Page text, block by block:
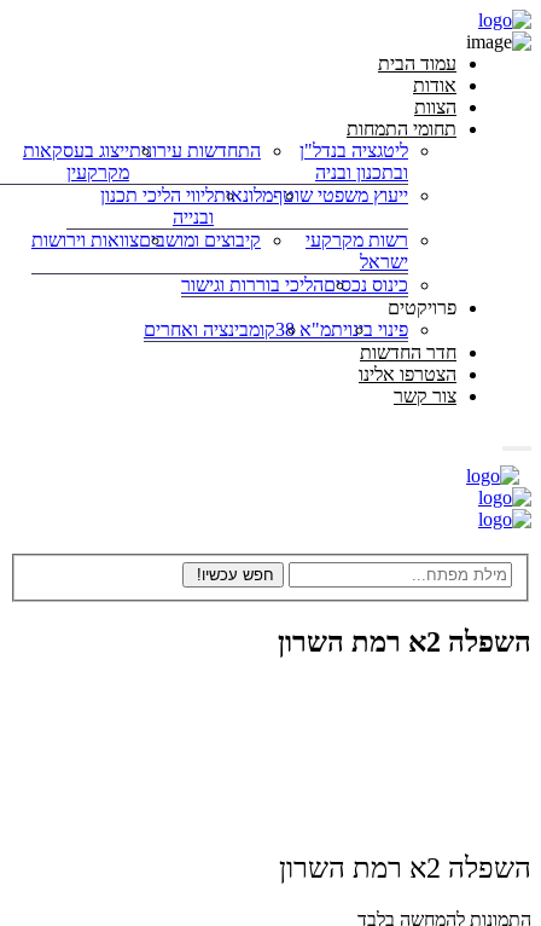
עמוד הבית
אודות
הצוות
תחומי התמחות
ליטגציה בנדל"ן
ובתכנון ובניה
התחדשות עירוניתייצוג בעסקאות
מקרקעין
ייעוץ משפטי שוטףמלונאותליווי הליכי תכנון
ובנייה
רשות מקרקעי
ישראל
קיבוצים ומושביםצוואות וירושות
כינוס נכסיםהליכי בוררות וגישור
פרויקטים
פינוי בינויתמ"א 38
קומבינציה ואחרים
חדר החדשות
הצטרפו אלינו
צור קשר
רמת השרון
רמת השרון
להמחשה בלבד